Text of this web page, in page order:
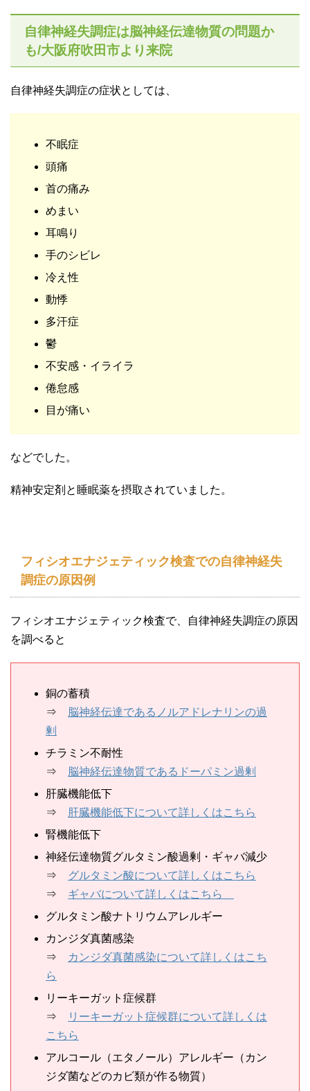
自律神経失調症は脳神経伝達物質の問題か
も/大阪府吹田市より来院
自律神経失調症の症状としては、
不眠症
頭痛
首の痛み
めまい
耳鳴り
手のシビレ
冷え性
動悸
多汗症
鬱
不安感・イライラ
倦怠感
目が痛い
などでした。
精神安定剤と睡眠薬を摂取されていました。
フィシオエナジェティック検査での自律神経失
調症の原因例
フィシオエナジェティック検査で、自律神経失調症の原因
を調べると
銅の蓄積
⇒
脳神経伝達であるノルアドレナリンの過
剰
チラミン不耐性
⇒
脳神経伝達物質であるドーパミン過剰
肝臓機能低下
⇒
肝臓機能低下について詳しくはこちら
腎機能低下
神経伝達物質グルタミン酸過剰・ギャバ減少
⇒ グルタミン酸について詳しくはこちら
⇒ ギャバについて詳しくはこちら
グルタミン酸ナトリウムアレルギー
カンジダ真菌感染
⇒
カンジダ真菌感染について詳しくはこち
ら
リーキーガット症候群
⇒
リーキーガット症候群について詳しくは
こちら
アルコール（エタノール）アレルギー（カン
ジダ菌などのカビ類が作る物質）